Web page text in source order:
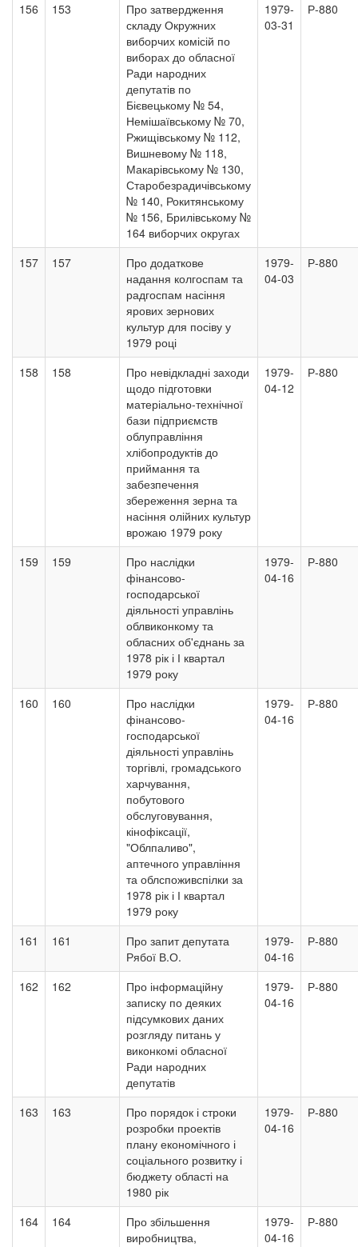
156 153
Про затвердження
складу Окружних
виборчих комісій по
виборах до обласної
Ради народних
депутатів по
Бієвецькому № 54,
Немішаївському № 70,
Ржищівському № 112,
Вишневому № 118,
Макарівському № 130,
Старобезрадичівському
№ 140, Рокитянському
№ 156, Брилівському №
164 виборчих округах
1979-
03-31
Р-880
157 157
Про додаткове
надання колгоспам та
радгоспам насіння
ярових зернових
культур для посіву у
1979 році
1979-
04-03
Р-880
158 158
Про невідкладні заходи
щодо підготовки
матеріально-технічної
бази підприємств
облуправління
хлібопродуктів до
приймання та
забезпечення
збереження зерна та
насіння олійних культур
врожаю 1979 року
1979-
04-12
Р-880
159 159
Про наслідки
фінансово-
господарської
діяльності управлінь
облвиконкому та
обласних об'єднань за
1978 рік і І квартал
1979 року
1979-
04-16
Р-880
160 160
Про наслідки
фінансово-
господарської
діяльності управлінь
торгівлі, громадського
харчування,
побутового
обслуговування,
кінофіксації,
"Облпаливо",
аптечного управління
та облспоживспілки за
1978 рік і І квартал
1979 року
1979-
04-16
Р-880
161 161
Про запит депутата
Рябої В.О.
1979-
04-16
Р-880
162 162
Про інформаційну
записку по деяких
підсумкових даних
розгляду питань у
виконкомі обласної
Ради народних
депутатів
1979-
04-16
Р-880
163 163
Про порядок і строки
розробки проектів
плану економічного і
соціального розвитку і
бюджету області на
1980 рік
1979-
04-16
Р-880
164 164
Про збільшення
виробництва,
1979-
04-16
Р-880